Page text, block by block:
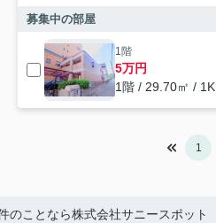
募集中の部屋
1階
5万円
1階 / 29.70㎡ / 1K
1
のことなら株式会社サニースポット